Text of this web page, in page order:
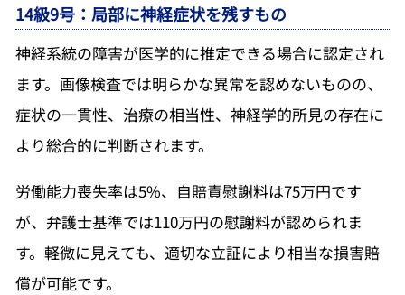
14級9号：局部に神経症状を残すもの
神経系統の障害が医学的に推定できる場合に認定され
ます。画像検査では明らかな異常を認めないものの、
症状の一貫性、治療の相当性、神経学的所見の存在に
より総合的に判断されます。
労働能力喪失率は5%、自賠責慰謝料は75万円です
が、弁護士基準では110万円の慰謝料が認められま
す。軽微に見えても、適切な立証により相当な損害賠
償が可能です。